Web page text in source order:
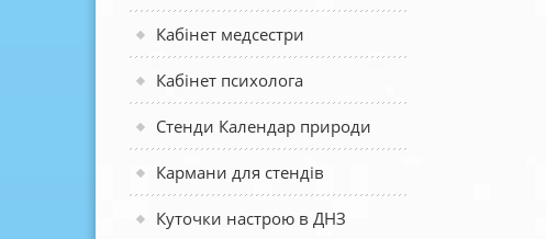
Кабінет медсестри
Кабінет психолога
Стенди Календар природи
Кармани для стендів
Куточки настрою в ДНЗ